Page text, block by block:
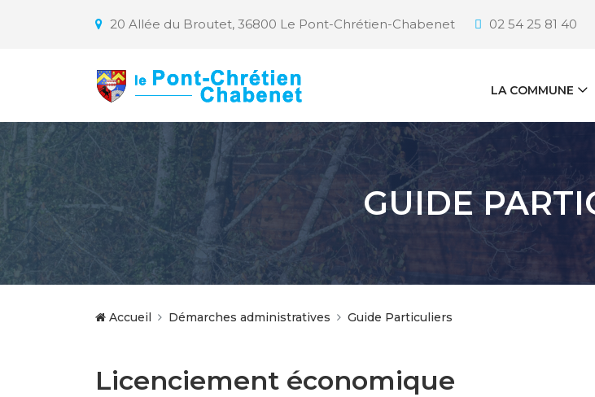
20 Allée du Broutet, 36800 Le Pont-Chrétien-Chabenet 02 54 25 81 40
LA COMMUNE
GUIDE
Accueil Démarches administratives Guide Particuliers
Licenciement économique